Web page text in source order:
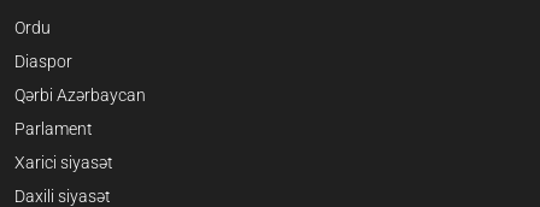
Ordu
Diaspor
Qərbi Azərbaycan
Parlament
Xarici siyasət
Daxili siyasət